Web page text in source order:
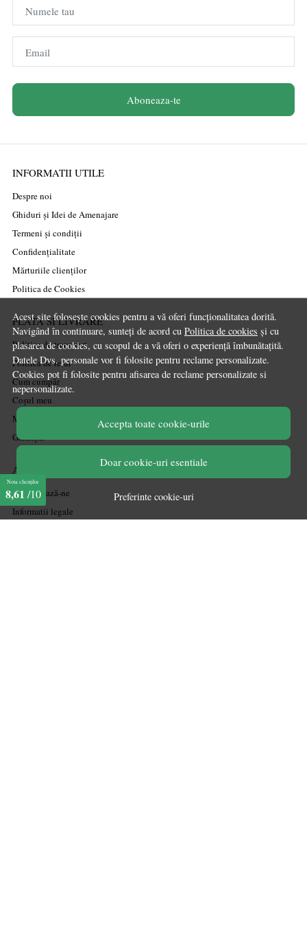
Acest site folosește cookies pentru a vă oferi funcționalitatea dorită.
Navigând în continuare, sunteți de acord cu Politica de cookies și cu
plasarea de cookies, cu scopul de a vă oferi o experiență îmbunătațită.
Datele Dvs. personale vor fi folosite pentru reclame personalizate.
Cookies pot fi folosite pentru afisarea de reclame personalizate si
nepersonalizate.
Accepta toate cookie-urile
Doar cookie-uri esentiale
Preferinte cookie-uri
Numele tau
Email
Aboneaza-te
INFORMATII UTILE
Despre noi
Ghiduri și Idei de Amenajare
Termeni și condiții
Confidențialitate
Mărturiile clienților
Politica de Cookies
PLATA SI LIVRARE
Politica de transport
Politica de retur
Cum cumpăr
Coșul meu
Metode de plată
Garanție
ASISTENTA
Contactează-ne
Informatii legale
Nota clienților
8,61 /10